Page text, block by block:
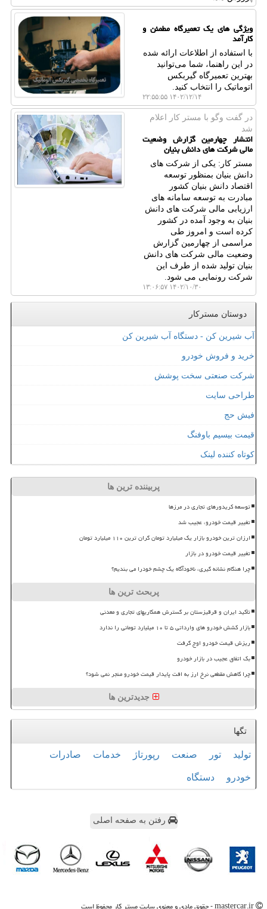
ویژگی های یک تعمیرگاه مطمئن و
کارآمد
با استفاده از اطلاعات ارائه شده
در این راهنما، شما می‌توانید
بهترین تعمیرگاه گیربکس
اتوماتیک را انتخاب کنید.
۱۴۰۲/۱۲/۱۴ ۲۲:۵۵:۵۵
در گفت وگو با مستر كار اعلام
شد
انتشار چهارمین گزارش وضعیت
مالی شرکت های دانش بنیان
مستر کار: یکی از شرکت های
دانش بنیان بمنظور توسعه
اقتصاد دانش بنیان کشور
مبادرت به توسعه سامانه های
ارزیابی مالی شرکت های دانش
بنیان به وجود آمده در کشور
کرده است و امروز طی
مراسمی از چهارمین گزارش
وضعیت مالی شرکت های دانش
بنیان تولید شده از طرف این
شرکت رونمایی می شود.
۱۴۰۲/۱۰/۳۰ ۱۳:۰۶:۵۷
دوستان مسترکار
آب شیرین کن - دستگاه آب شیرین کن
خرید و فروش خودرو
شرکت صنعتی سخت پوشش
طراحی سایت
فیش حج
قیمت بیسیم باوفنگ
کوتاه کننده لینک
پربیننده ترین ها
توسعه کریدورهای تجاری در مرزها
تغییر قیمت خودرو، عجیب شد
ارزان ترین خودرو بازار یک میلیارد تومان گران ترین ۱۱۰ میلیارد تومان
تغییر قیمت خودرو در بازار
چرا هنگام نشانه گیری، ناخودآگاه یک چشم خودرا می بندیم؟
پربحث ترین ها
تأکید ایران و قرقیزستان بر گسترش همکاریهای تجاری و معدنی
بازار کشش خودرو های وارداتی ۵ تا ۱۰ میلیارد تومانی را ندارد
ریزش قیمت خودرو اوج گرفت
بک اتفاق عجیب در بازار خودرو
چرا کاهش مقطعی نرخ ارز به افت پایدار قیمت خودرو منجر نمی شود؟
جدیدترین ها
تگها
تولید تور صنعت رپورتاژ خدمات صادرات
خودرو دستگاه
رفتن به صفحه اصلی